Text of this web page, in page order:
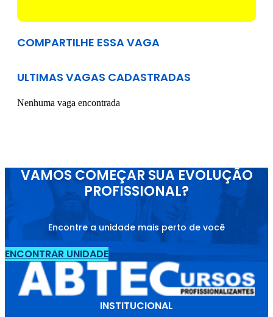
COMPARTILHE ESSA VAGA
ULTIMAS VAGAS CADASTRADAS
Nenhuma vaga encontrada
VAMOS COMEÇAR SUA EVOLUÇÃO
PROFISSIONAL?
Encontre a unidade mais perto de você
ENCONTRAR UNIDADE
INSTITUCIONAL